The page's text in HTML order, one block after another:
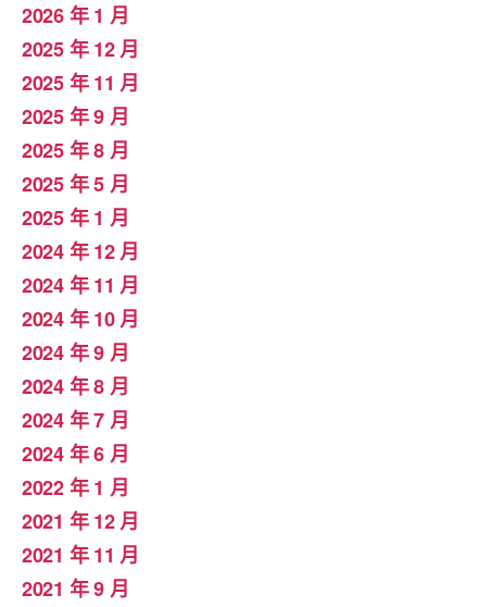
2026 年 1 月
2025 年 12 月
2025 年 11 月
2025 年 9 月
2025 年 8 月
2025 年 5 月
2025 年 1 月
2024 年 12 月
2024 年 11 月
2024 年 10 月
2024 年 9 月
2024 年 8 月
2024 年 7 月
2024 年 6 月
2022 年 1 月
2021 年 12 月
2021 年 11 月
2021 年 9 月